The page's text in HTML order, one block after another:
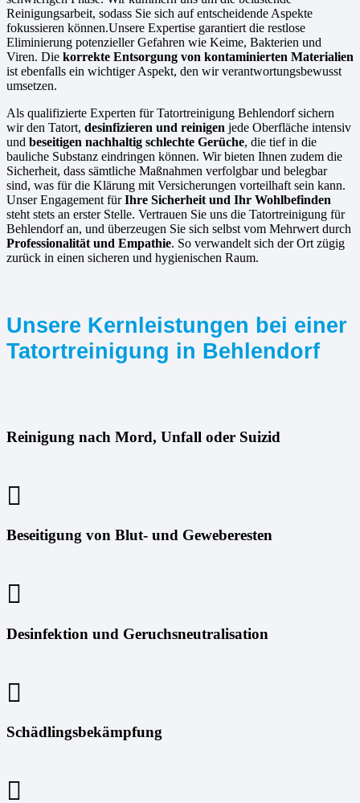
Reinigungsarbeit, sodass Sie sich auf entscheidende Aspekte
fokussieren können.Unsere Expertise garantiert die restlose
Eliminierung potenzieller Gefahren wie Keime, Bakterien und
Viren. Die korrekte Entsorgung von kontaminierten Materialien
ist ebenfalls ein wichtiger Aspekt, den wir verantwortungsbewusst
umsetzen.
Als qualifizierte Experten für Tatortreinigung Behlendorf sichern
wir den Tatort, desinfizieren und reinigen jede Oberfläche intensiv
und beseitigen nachhaltig schlechte Gerüche, die tief in die
bauliche Substanz eindringen können. Wir bieten Ihnen zudem die
Sicherheit, dass sämtliche Maßnahmen verfolgbar und belegbar
sind, was für die Klärung mit Versicherungen vorteilhaft sein kann.
Unser Engagement fürIhre Sicherheit und Ihr Wohlbefinden
steht stets an erster Stelle. Vertrauen Sie uns die Tatortreinigung für
Behlendorf an, und überzeugen Sie sich selbst vom Mehrwert durch
Professionalität und Empathie. So verwandelt sich der Ort zügig
zurück in einen sicheren und hygienischen Raum.
Unsere Kernleistungen bei einer
Tatortreinigung in Behlendorf
Reinigung nach Mord, Unfall oder Suizid
Beseitigung von Blut- und Geweberesten
Desinfektion und Geruchsneutralisation
Schädlingsbekämpfung